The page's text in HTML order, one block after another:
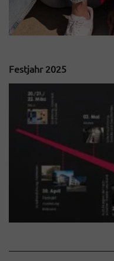
Festjahr 2025